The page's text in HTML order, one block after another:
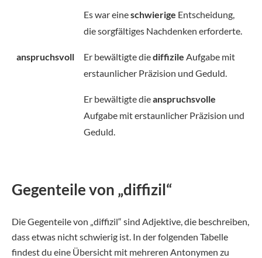
Es war eineschwierige Entscheidung,
die sorgfältiges Nachdenken erforderte.
anspruchsvoll Er bewältigte diediffizile Aufgabe mit
erstaunlicher Präzision und Geduld.
Er bewältigte dieanspruchsvolle
Aufgabe mit erstaunlicher Präzision und
Geduld.
Gegenteile von „diffizil“
Die Gegenteile von „diffizil“ sind Adjektive, die beschreiben,
dass etwas nicht schwierig ist. In der folgenden Tabelle
findest du eine Übersicht mit mehreren Antonymen zu